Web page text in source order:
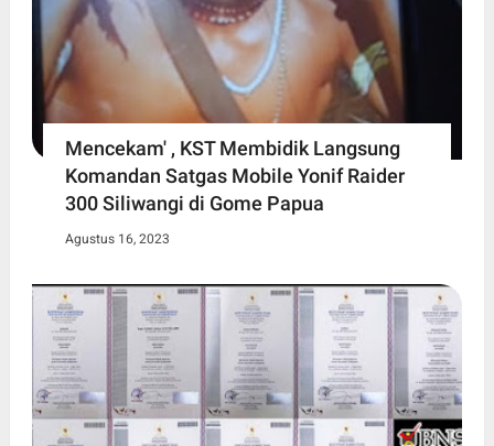
Mencekam' , KST Membidik Langsung
Komandan Satgas Mobile Yonif Raider
300 Siliwangi di Gome Papua
Agustus 16, 2023